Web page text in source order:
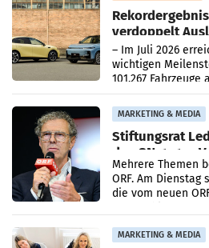
verdoppelt
überschreitet
– Im Juli 2026
wichtigen
101.267
Ergebnis
verdoppelte (+102
MARKETING & MEDIA
Stiftungsrat
den SN gegen
Mehrere Themen
ORF. Am
die vom neuen
MARKETING & MEDIA